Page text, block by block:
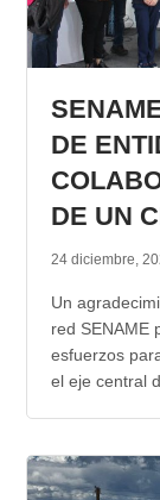
APP
DE
DE UN
24 diciembre,
Un
red SENAME
esfuerzos
el eje central